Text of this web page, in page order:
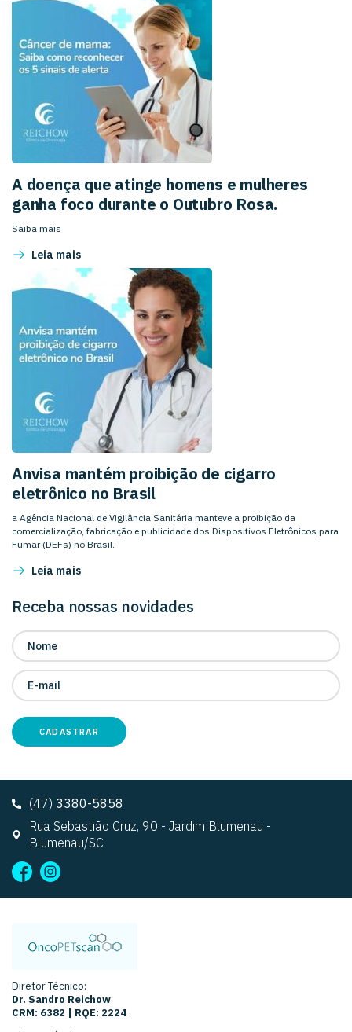
A doença que atinge homens e mulheres
ganha foco durante o Outubro Rosa.
Saiba mais
Leia mais
Anvisa mantém proibição de cigarro
eletrônico no Brasil
a Agência Nacional de Vigilância Sanitária manteve a proibição da
comercialização, fabricação e publicidade dos Dispositivos Eletrônicos para
Fumar (DEFs) no Brasil.
Leia mais
Receba nossas novidades
CADASTRAR
(47) 3380-5858
Rua Sebastião Cruz, 90 - Jardim Blumenau -
Blumenau/SC
Diretor Técnico:
Dr. Sandro Reichow
CRM: 6382 | RQE: 2224